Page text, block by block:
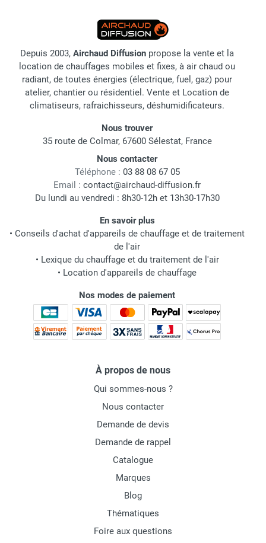
Depuis 2003, Airchaud Diffusion propose la vente et la
location de chauffages mobiles et fixes, à air chaud ou
radiant, de toutes énergies (électrique, fuel, gaz) pour
atelier, chantier ou résidentiel. Vente et Location de
climatiseurs, rafraichisseurs, déshumidificateurs.
Nous trouver
35 route de Colmar, 67600 Sélestat, France
Nous contacter
Téléphone : 03 88 08 67 05
Email : contact@airchaud-diffusion.fr
Du lundi au vendredi : 8h30-12h et 13h30-17h30
En savoir plus
• Conseils d'achat d'appareils de chauffage et de traitement
de l'air
• Lexique du chauffage et du traitement de l'air
• Location d'appareils de chauffage
Nos modes de paiement
À propos de nous
Qui sommes-nous ?
Nous contacter
Demande de devis
Demande de rappel
Catalogue
Marques
Blog
Thématiques
Foire aux questions